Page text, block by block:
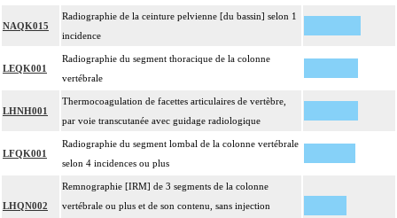
NAQK015
Radiographie de la ceinture pelvienne [du bassin] selon 1
incidence
LEQK001
Radiographie du segment thoracique de la colonne
vertébrale
LHNH001
Thermocoagulation de facettes articulaires de vertèbre,
par voie transcutanée avec guidage radiologique
LFQK001
Radiographie du segment lombal de la colonne vertébrale
selon 4 incidences ou plus
LHQN002
Remnographie [IRM] de 3 segments de la colonne
vertébrale ou plus et de son contenu, sans injection